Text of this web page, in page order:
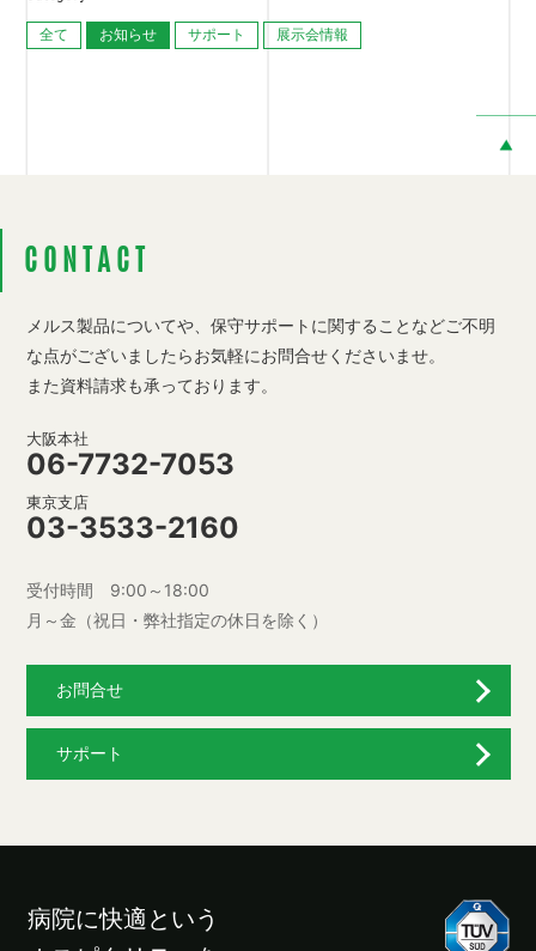
全て お知らせ サポート 展示会情報
CONTACT
メルス製品についてや、保守サポートに関することなどご不明
な点がございましたらお気軽にお問合せくださいませ。
また資料請求も承っております。
大阪本社
06-7732-7053
東京支店
03-3533-2160
受付時間 9:00～18:00
月～金（祝日・弊社指定の休日を除く）
お問合せ
サポート
病院に快適という